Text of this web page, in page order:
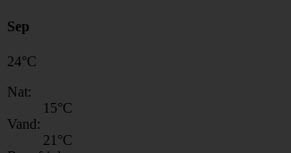
Sep
24°C
Nat:
15°C
Vand:
21 °C